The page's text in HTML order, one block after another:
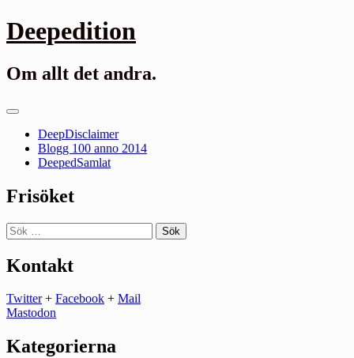
Gå
till
Deepedition
Om allt det andra.
Primär
DeepDisclaimer
Blogg 100 anno 2014
DeepedSamlat
Frisöket
Sök
efter:
Kontakt
Twitter+ Facebook + Mail
Mastodon
Kategorierna